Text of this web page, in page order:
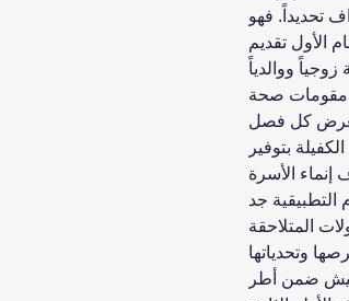
تحديداً. فهو
الأول تقديم
ووالدياً
مقومات صحة
يعرض كل فصل
بتوفير
إنماء الأسرة
التطبيقية جد
المتلاحقة
وتحدياتها
ضمن أطر